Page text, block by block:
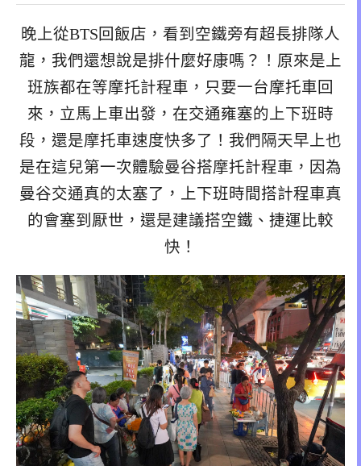
晚上從BTS回飯店，看到空鐵旁有超長排隊人
龍，我們還想說是排什麼好康嗎？！原來是上
班族都在等摩托計程車，只要一台摩托車回
來，立馬上車出發，在交通雍塞的上下班時
段，還是摩托車速度快多了！我們隔天早上也
是在這兒第一次體驗曼谷搭摩托計程車，因為
曼谷交通真的太塞了，上下班時間搭計程車真
的會塞到厭世，還是建議搭空鐵、捷運比較
快！